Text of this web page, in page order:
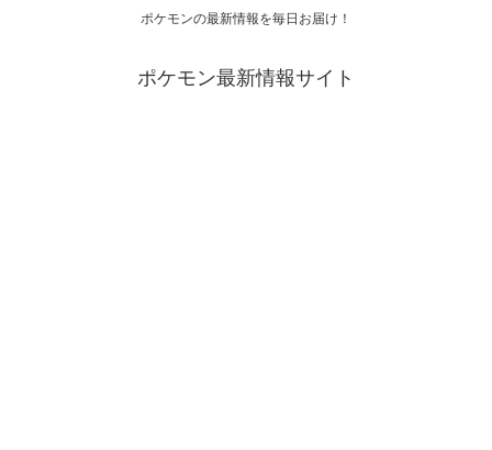
ポケモンの最新情報を毎日お届け！
ポケモン最新情報サイト